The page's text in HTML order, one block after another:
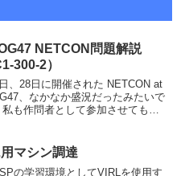
NETCON問題解説
300-2）
、28日に開催された NETCON at
、なかなか盛況だったみたいで
も作問者として参加させてもら
、300-4につい...
マシン調達
の学習環境としてVIRLを使用す